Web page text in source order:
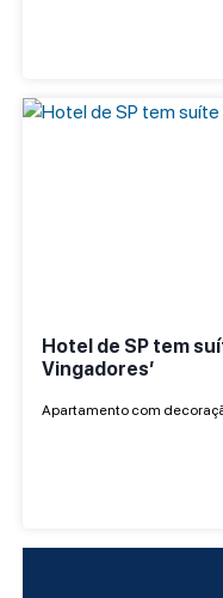
Hotel de SP tem
Vingadores’
Apartamento com